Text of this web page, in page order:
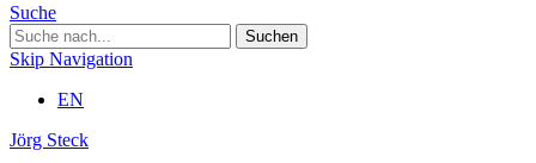
Suche
Skip Navigation
EN
Jörg Steck